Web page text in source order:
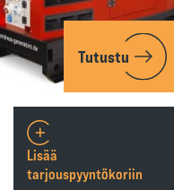
Tutustu
Lisää
tarjouspyyntökoriin